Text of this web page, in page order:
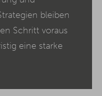
bleiben
Schritt voraus
eine starke